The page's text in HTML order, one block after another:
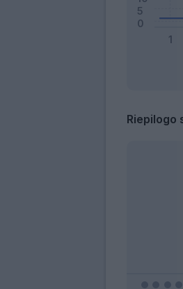
Riepilogo